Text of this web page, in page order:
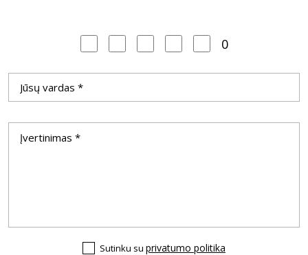
0
Sutinku su privatumo politika